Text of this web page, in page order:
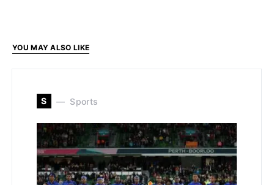
YOU MAY ALSO LIKE
S Sports